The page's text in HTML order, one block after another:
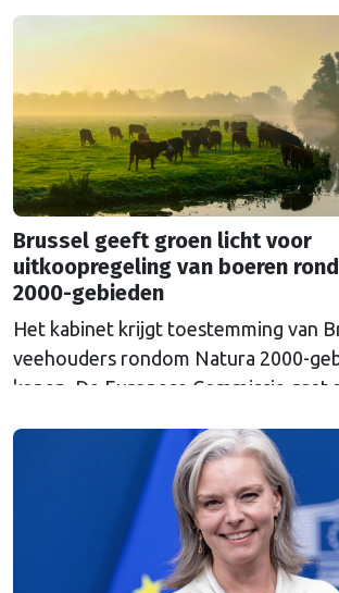
Euroclear parkeerde. De EU bevroor
Brussel geeft groen licht voor
uitkoopregeling van boeren
2000-gebieden
Het kabinet krijgt toestemming van
veehouders rondom Natura 2000-
kopen. De Europese Commissie gaat